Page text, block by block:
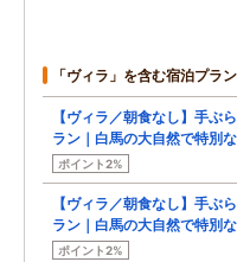
「ヴィラ」を含む宿泊プラン
【ヴィラ／朝食なし】手ぶ
ラン｜白馬の大自然で特別
ポイント2%
【ヴィラ／朝食なし】手ぶ
ラン｜白馬の大自然で特別
ポイント2%